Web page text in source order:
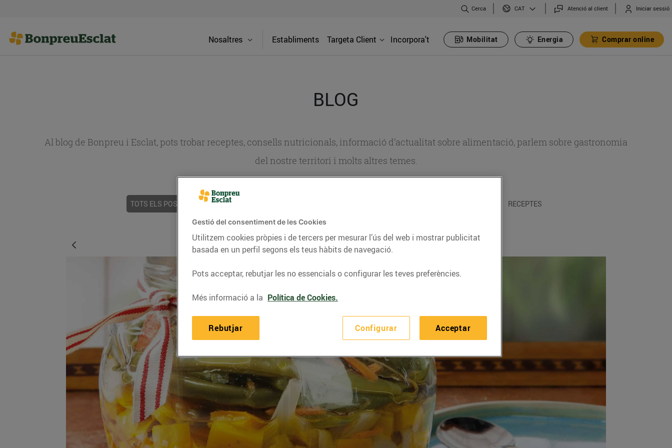
Cerca CAT Atenció al client Iniciar sessió
Nosaltres Establiments Targeta Client Incorpora't Mobilitat Energia Comprar online
BLOG
Al blog de Bonpreu i Esclat, pots trobar receptes, consells nutricionals, informació d’actualitat sobre alimentació, parlem sobre gastronomia
del nostre territori i molts altres temes.
TOTS ELS POSTS ACTUALITAT RECEPTES
Gestió del consentiment de les Cookies
Utilitzem cookies pròpies i de tercers per mesurar l’ús del web i mostrar publicitat
basada en un perfil segons els teus hàbits de navegació.
Pots acceptar, rebutjar les no essencials o configurar les teves preferències.
Més informació a la Política de Cookies.
Configurar
Rebutjar Acceptar